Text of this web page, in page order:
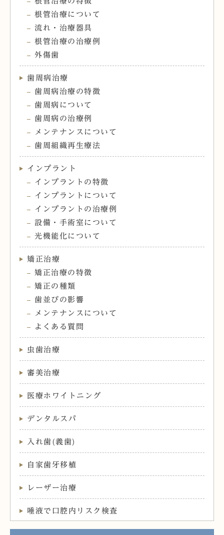
根管治療について
流れ・治療器具
根管治療の治療例
外傷歯
歯周病治療
歯周病治療の特徴
歯周病について
歯周病の治療例
メンテナンスについて
歯周組織再生療法
インプラント
インプラントの特徴
インプラントについて
インプラントの治療例
設備・手術室について
光機能化について
矯正治療
矯正治療の特徴
矯正の種類
歯並びの影響
メンテナンスについて
よくある質問
虫歯治療
審美治療
医療ホワイトニング
デンタルスパ
入れ歯(義歯)
自家歯牙移植
レーザー治療
唾液で口腔内リスク検査